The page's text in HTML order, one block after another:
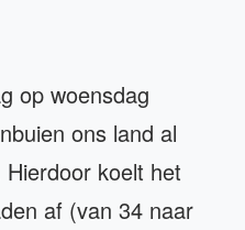
op woensdag
ons land al
koelt het
af (van 34 naar